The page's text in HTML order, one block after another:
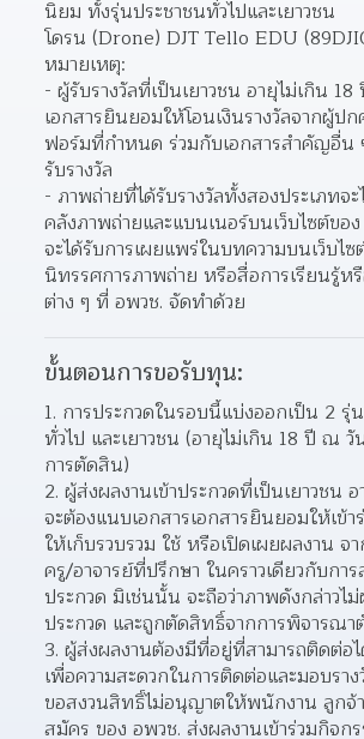
นิยม ทั้งรุ่นประชาชนทั่วไปและเยาวชน
โดรน (Drone) DJT Tello EDU
หมายเหตุ:
- ผู้รับรางวัลที่เป็นเยาวชน อายุไม่เกิน
เอกสารยินยอมให้โอนเงินรางวัลจากผู้ป
ฟอร์มที่กำหนด ร่วมกับเอกสารสำคัญอื่น
รับรางวัล
- ภาพถ่ายที่ได้รับรางวัลทั้งสองประเภทจ
คลังภาพถ่ายและแบนเนอร์บนเว็บไซต์ขอ
จะได้รับการเผยแพร่ในบทความบนเว็บไ
นิทรรศการภาพถ่าย หรือสื่อการเรียนรู้ห
ต่าง ๆ ที่ อพวช. จัดทำด้วย
ขั้นตอนการขอรับทุน:
การประกวดในรอบนี้แบ่งออกเป็น 2 รุ่
ทั่วไป และเยาวชน (อายุไม่เกิน 18 ปี ณ
การตัดสิน)
ผู้ส่งผลงานเข้าประกวดที่เป็นเยาวชน
จะต้องแนบเอกสารเอกสารยินยอมให้เข้
ให้เก็บรวบรวม ใช้ หรือเปิดเผยผลงาน
ครู/อาจารย์ที่ปรึกษา ในคราวเดียวกับการ
ประกวด มิเช่นนั้น จะถือว่าภาพดังกล่าวไ
ประกวด และถูกตัดสิทธิ์จากการพิจารณา
ผู้ส่งผลงานต้องมีที่อยู่ที่สามารถติดต่อไ
เพื่อความสะดวกในการติดต่อและมอบราง
ขอสงวนสิทธิ์ไม่อนุญาตให้พนักงาน ลูกจ้า